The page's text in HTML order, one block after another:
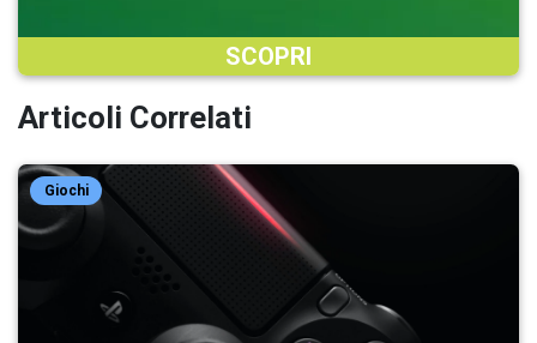
SCOPRI
Articoli Correlati
Giochi